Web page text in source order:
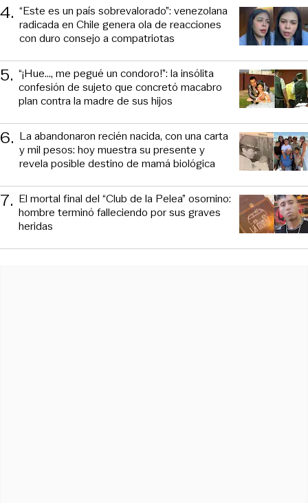
4. “Este es un país sobrevalorado”: venezolana
radicada en Chile genera ola de reacciones
con duro consejo a compatriotas
5. “¡Hue..., me pegué un condoro!”: la insólita
confesión de sujeto que concretó macabro
plan contra la madre de sus hijos
6. La abandonaron recién nacida, con una carta
y mil pesos: hoy muestra su presente y
revela posible destino de mamá biológica
7. El mortal final del “Club de la Pelea” osornino:
hombre terminó falleciendo por sus graves
heridas